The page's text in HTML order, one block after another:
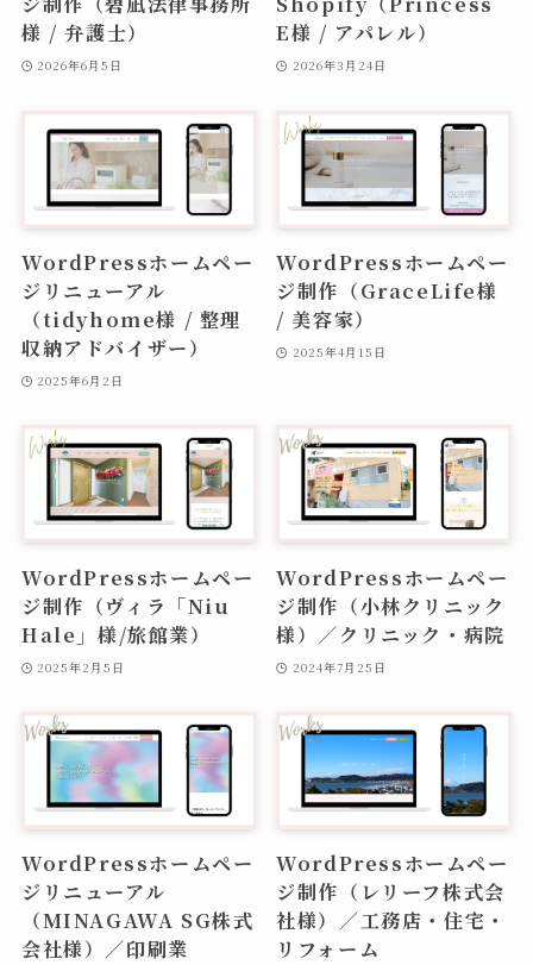
様 / 弁護士）
2026年6月5日
E様 / アパレル）
2026年3月24日
WordPressホームペー
ジリニューアル
（tidyhome様 / 整理
収納アドバイザー）
2025年6月2日
WordPressホームペー
ジ制作（GraceLife様
/ 美容家）
2025年4月15日
WordPressホームペー
ジ制作（ヴィラ「Niu
Hale」様/旅館業）
2025年2月5日
WordPressホームペー
ジ制作（小林クリニック
様）／クリニック・病院
2024年7月25日
WordPressホームペー
ジリニューアル
（MINAGAWA SG株式
会社様）／印刷業
WordPressホームペー
ジ制作（レリーフ株式会
社様）／工務店・住宅・
リフォーム